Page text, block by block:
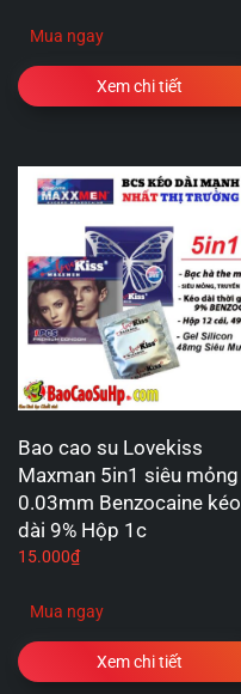
Mua ngay
Xem chi tiết
Bao cao su Lovekiss
Maxman 5in1 siêu mỏng
0.03mm Benzocaine kéo
dài 9% Hộp 1c
15.000₫
Mua ngay
Xem chi tiết